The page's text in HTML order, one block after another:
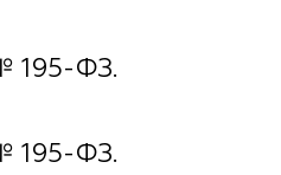
195-ФЗ.
195-ФЗ.